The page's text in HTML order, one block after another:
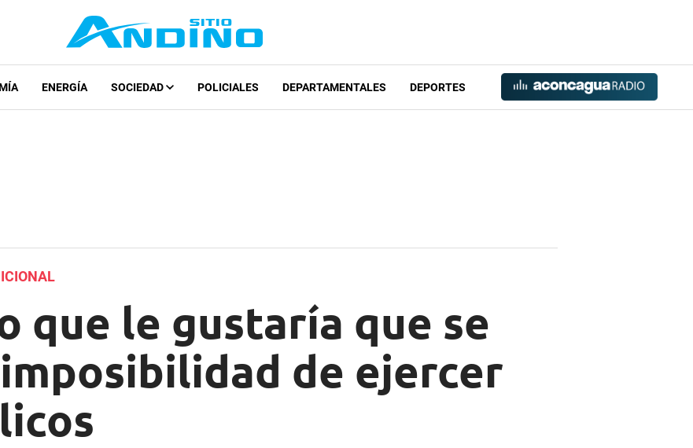
ENERGÍA SOCIEDAD POLICIALES DEPARTAMENTALES DEPORTES
que le gustaría que se
de ejercer